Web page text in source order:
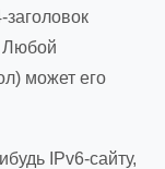
Любой
может его
IPv6-сайту,